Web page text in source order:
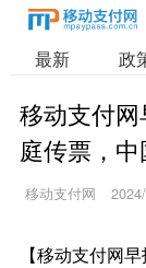
最新 政
移动支付
庭传票，
移动支付网
【移动支付网